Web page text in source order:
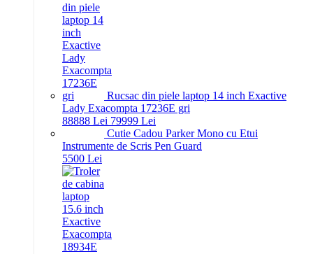
Rucsac din piele laptop 14 inch Exactive
Lady Exacompta 17236E gri
88888 Lei 79999 Lei
Cutie Cadou Parker Mono cu Etui
Instrumente de Scris Pen Guard
5500 Lei